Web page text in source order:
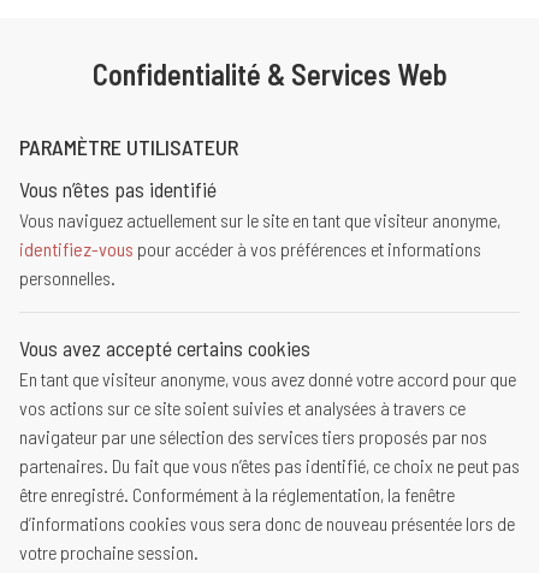
Confidentialité & Services Web
PARAMÈTRE UTILISATEUR
Vous n’êtes pas identifié
Vous naviguez actuellement sur le site en tant que visiteur anonyme,
identifiez-vous pour accéder à vos préférences et informations
personnelles.
Vous avez accepté certains cookies
En tant que visiteur anonyme, vous avez donné votre accord pour que
vos actions sur ce site soient suivies et analysées à travers ce
navigateur par une sélection des services tiers proposés par nos
partenaires. Du fait que vous n’êtes pas identifié, ce choix ne peut pas
être enregistré. Conformément à la réglementation, la fenêtre
d’informations cookies vous sera donc de nouveau présentée lors de
votre prochaine session.